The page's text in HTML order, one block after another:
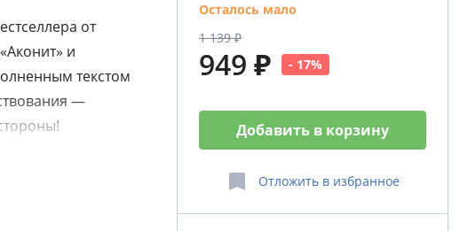
от
и
текстом
—
фэнтези на
Осталось мало
1 139 ₽
949 ₽ - 17%
Добавить в корзину
Отложить в избранное